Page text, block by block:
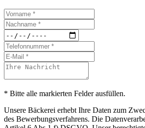
* Bitte alle markierten Felder ausfüllen.
Unsere Bäckerei erhebt Ihre Daten zum
des Bewerbungsverfahrens. Die